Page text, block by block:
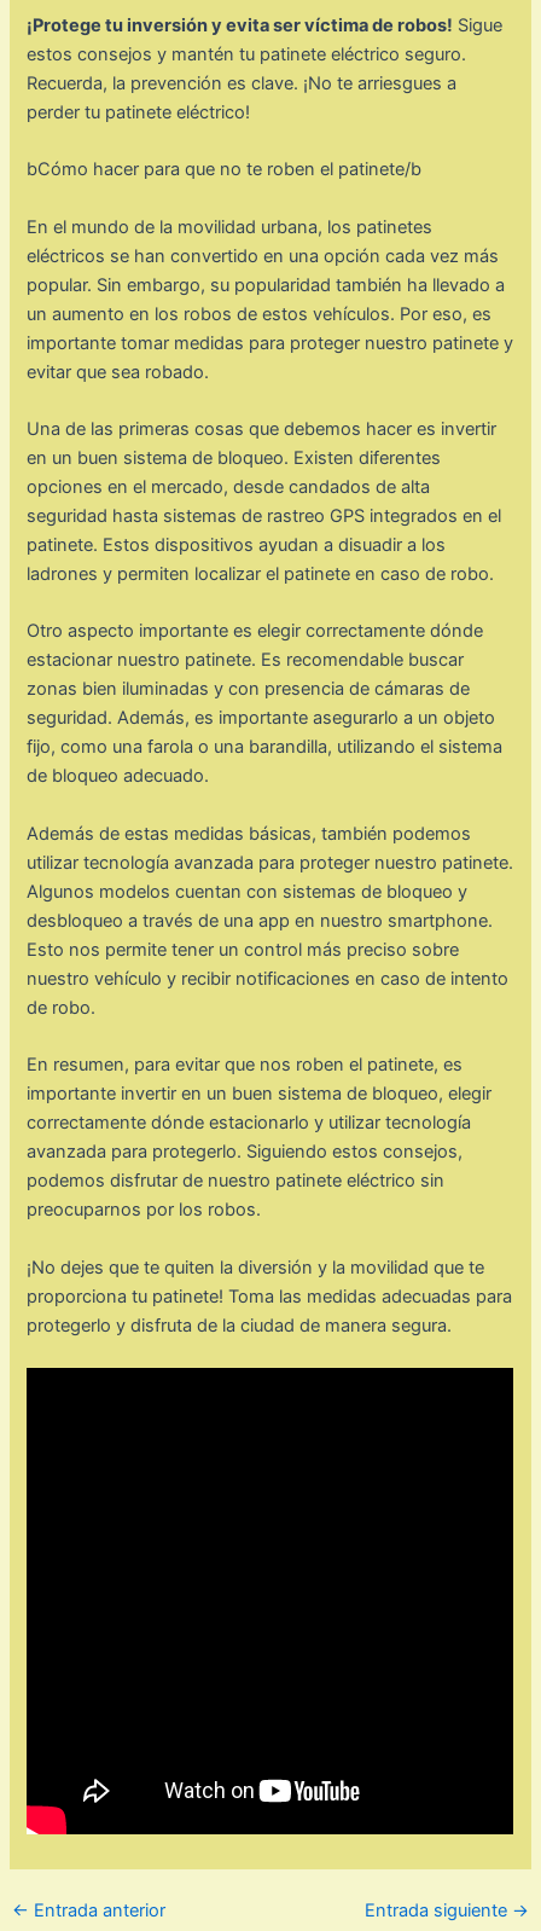
¡Protege tu inversión y evita ser víctima de robos! Sigue
estos consejos y mantén tu patinete eléctrico seguro.
Recuerda, la prevención es clave. ¡No te arriesgues a
perder tu patinete eléctrico!
bCómo hacer para que no te roben el patinete/b
En el mundo de la movilidad urbana, los patinetes
eléctricos se han convertido en una opción cada vez más
popular. Sin embargo, su popularidad también ha llevado a
un aumento en los robos de estos vehículos. Por eso, es
importante tomar medidas para proteger nuestro patinete y
evitar que sea robado.
Una de las primeras cosas que debemos hacer es invertir
en un buen sistema de bloqueo. Existen diferentes
opciones en el mercado, desde candados de alta
seguridad hasta sistemas de rastreo GPS integrados en el
patinete. Estos dispositivos ayudan a disuadir a los
ladrones y permiten localizar el patinete en caso de robo.
Otro aspecto importante es elegir correctamente dónde
estacionar nuestro patinete. Es recomendable buscar
zonas bien iluminadas y con presencia de cámaras de
seguridad. Además, es importante asegurarlo a un objeto
fijo, como una farola o una barandilla, utilizando el sistema
de bloqueo adecuado.
Además de estas medidas básicas, también podemos
utilizar tecnología avanzada para proteger nuestro patinete.
Algunos modelos cuentan con sistemas de bloqueo y
desbloqueo a través de una app en nuestro smartphone.
Esto nos permite tener un control más preciso sobre
nuestro vehículo y recibir notificaciones en caso de intento
de robo.
En resumen, para evitar que nos roben el patinete, es
importante invertir en un buen sistema de bloqueo, elegir
correctamente dónde estacionarlo y utilizar tecnología
avanzada para protegerlo. Siguiendo estos consejos,
podemos disfrutar de nuestro patinete eléctrico sin
preocuparnos por los robos.
¡No dejes que te quiten la diversión y la movilidad que te
proporciona tu patinete! Toma las medidas adecuadas para
protegerlo y disfruta de la ciudad de manera segura.
← Entrada anterior Entrada siguiente →